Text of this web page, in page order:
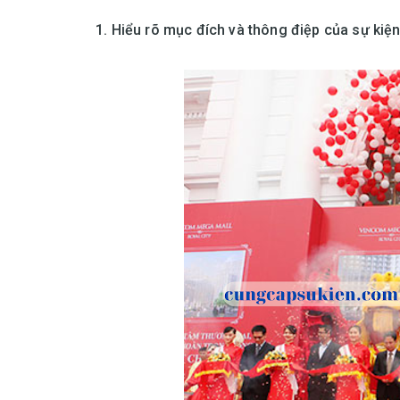
1. Hiểu rõ mục đích và thông điệp của sự kiện